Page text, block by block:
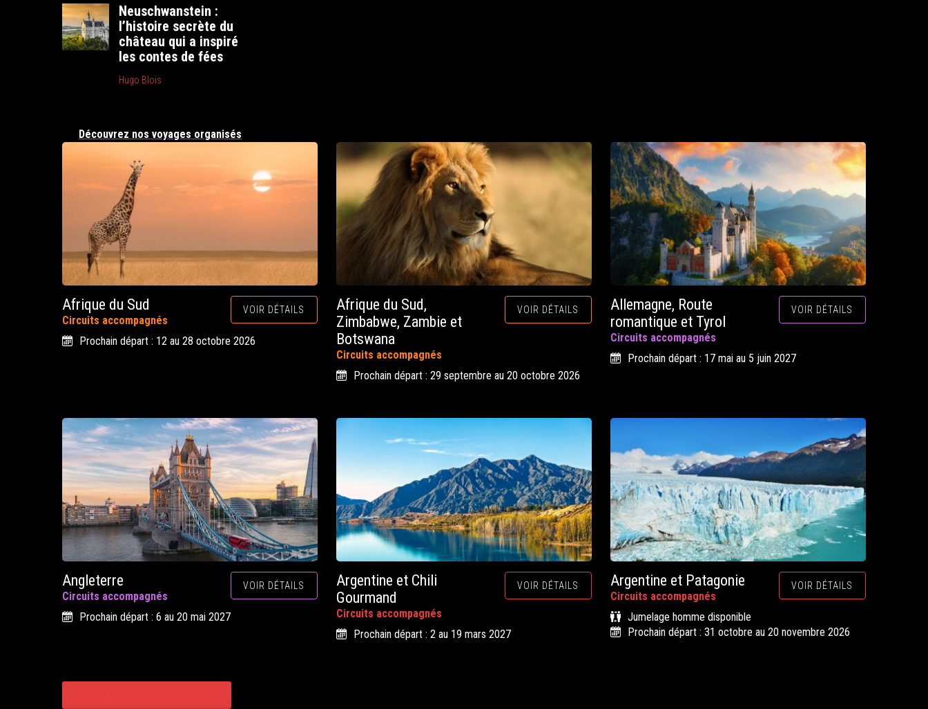
Neuschwanstein :
l’histoire secrète du
château qui a inspiré
les contes de fées
Hugo Blois
Découvrez nos voyages organisés
Afrique du Sud
Circuits accompagnés
VOIR DÉTAILS
Prochain départ : 12 au 28 octobre 2026
Afrique du Sud,
Zimbabwe, Zambie et
Botswana
Circuits accompagnés
VOIR DÉTAILS
Prochain départ : 29 septembre au 20 octobre 2026
Allemagne, Route
romantique et Tyrol
Circuits accompagnés
VOIR DÉTAILS
Prochain départ : 17 mai au 5 juin 2027
Angleterre
Circuits accompagnés
VOIR DÉTAILS
Prochain départ : 6 au 20 mai 2027
Argentine et Chili
Gourmand
Circuits accompagnés
VOIR DÉTAILS
Prochain départ : 2 au 19 mars 2027
Argentine et Patagonie
Circuits accompagnés
VOIR DÉTAILS
Jumelage homme disponible
Prochain départ : 31 octobre au 20 novembre 2026